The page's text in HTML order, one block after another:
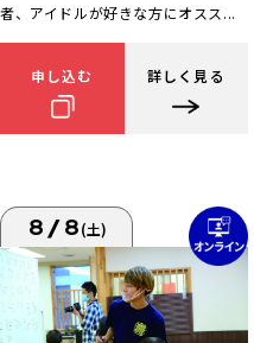
者、アイドルが好きな方にオスス...
申し込む 詳しく見る
8/8(土)